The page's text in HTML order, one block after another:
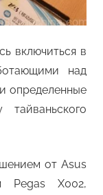
включиться в
над
определенные
от Asus
Pegas X002,